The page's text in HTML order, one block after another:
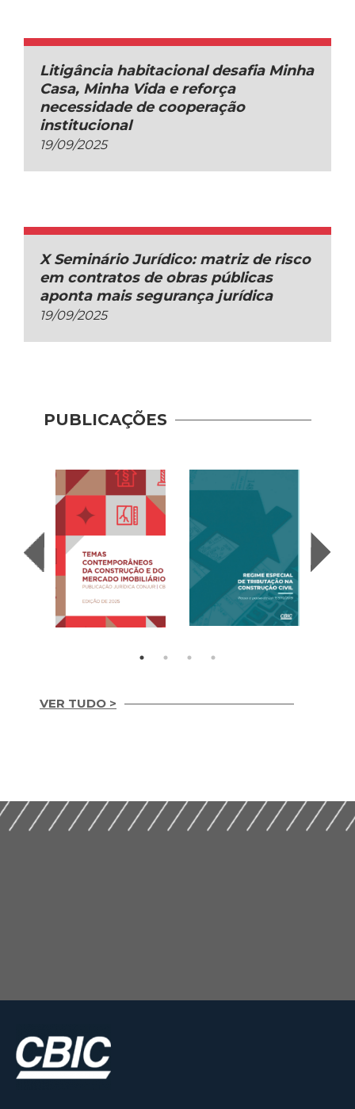
Litigância habitacional desafia Minha
Casa, Minha Vida e reforça
necessidade de cooperação
institucional
19/09/2025
X Seminário Jurídico: matriz de risco
em contratos de obras públicas
aponta mais segurança jurídica
19/09/2025
PUBLICAÇÕES
VER TUDO >